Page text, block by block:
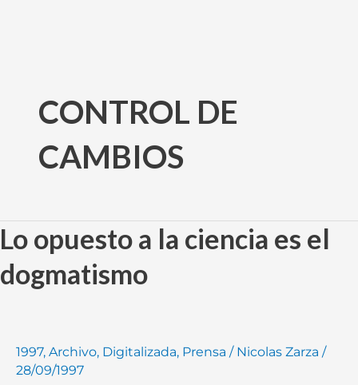
contenidoCONTROL DE
CAMBIOS
Lo opuesto a la ciencia es el
dogmatismo
1997, Archivo, Digitalizada, Prensa / Nicolas Zarza /
28/09/1997
Lo
opuesto
a
dogmatismo